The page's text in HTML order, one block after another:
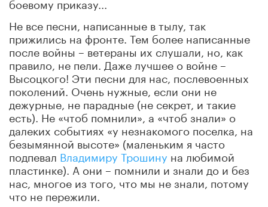
Не все песни, написанные в тылу, так
прижились на фронте. Тем более написанные
после войны – ветераны их слушали, но, как
правило, не пели. Даже лучшее о войне –
Высоцкого! Эти песни для нас, послевоенных
поколений. Очень нужные, если они не
дежурные, не парадные (не секрет, и такие
есть). Не «чтоб помнили», а «чтоб знали» о
далеких событиях «у незнакомого поселка, на
безымянной высоте» (маленьким я часто
подпевал Владимиру Трошину на любимой
пластинке). А они – помнили и знали до и без
нас, многое из того, что мы не знали, потому
что не пережили.